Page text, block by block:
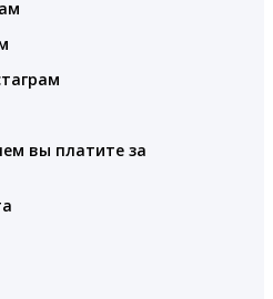
вы платите за